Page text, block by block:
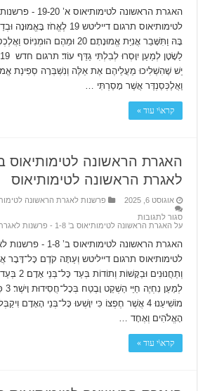
האגרת הראשונה
לטימותיאוס תרגום דייליטש
בָּהּ וַתִּשָּׁבֵר אֳנִיַּת אֱמוּנָתָם׃ 20
וַאֲלֶכְּסַנְדֶּר אֲשֶׁר מָסַרְתִּי …
קרא\י עוד »
לאגרת הראשונה לטימותיאוס
אוגוסט 6, 2025
פרשנות לאגרת הראשונה
סגור לתגובות
על האגרת הראשונה לטימותיאוס ב’ 1-8 ‫- פרשנות לאגרת הראשונה לטימותיאוס
האגרת הראשונה
לטימותיאוס תרגום דייליטש וְעַתָּה קֹדֶם
וְתַחֲנוּנִים
הָאֱלֹהִים וְאֶחָד …
קרא\י עוד »